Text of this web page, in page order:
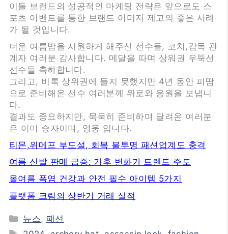
이들 브랜드의 성공적인 마케팅 전략은 앞으로도 스
포츠 이벤트를 통한 브랜드 이미지 제고의 좋은 사례
가 될 것입니다.
더운 여름밤을 시원하게 해주신 선수들, 코치,감독 관
계자 여러분 감사합니다. 메달을 따며 상워권 우뚝선
선수들 축하합니다.
그리고, 비록 상위권에 들지 못했지만 4년 동안 피땀
으로 준비해온 선수 여러분께 위로와 응원을 보냅니
다.
결과도 중요하지만, 묵묵히 준비하며 달려온 여러분
은 이미 승자이며, 영웅 입니다.
티몬,위메프 부도설, 회복 불투명 패션업계도 충격
여름 신발 판매 급증: 기후 변화가 트렌드 주도
올여름 폭염 건강과 안전 필수 아이템 5가지
플랫폼 크림의 상반기 거래 실적
카
테
뉴스, 패션